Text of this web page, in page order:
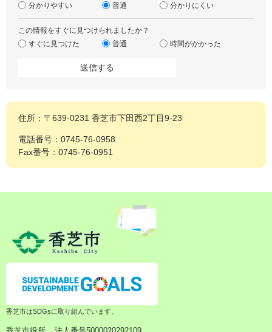
分かりやすい
普通 分かりにくい
この情報をすぐに見つけられましたか？
すぐに見つけた
普通 時間がかかった
住所：〒639-0231 香芝市下田西2丁目9-23
電話番号：0745-76-0958
Fax番号：0745-76-0951
香芝市はSDGsに取り組んでいます。